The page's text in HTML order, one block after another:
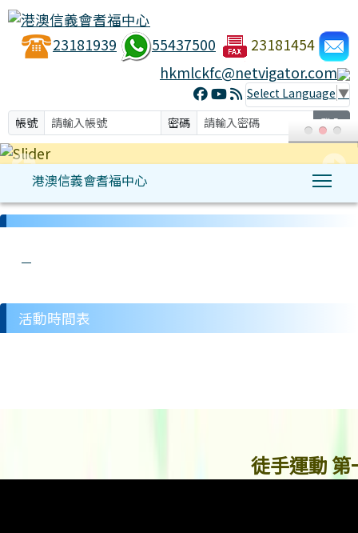
23181939 55437500
23181454
hkmlckfc@netvigator.com
Select Language ▼
帳號
密碼 登入
港澳信義會耆福中心
:::
活動時間表
徒手運動 第